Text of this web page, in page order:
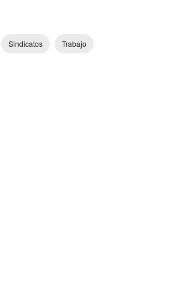
Sindicatos Trabajo